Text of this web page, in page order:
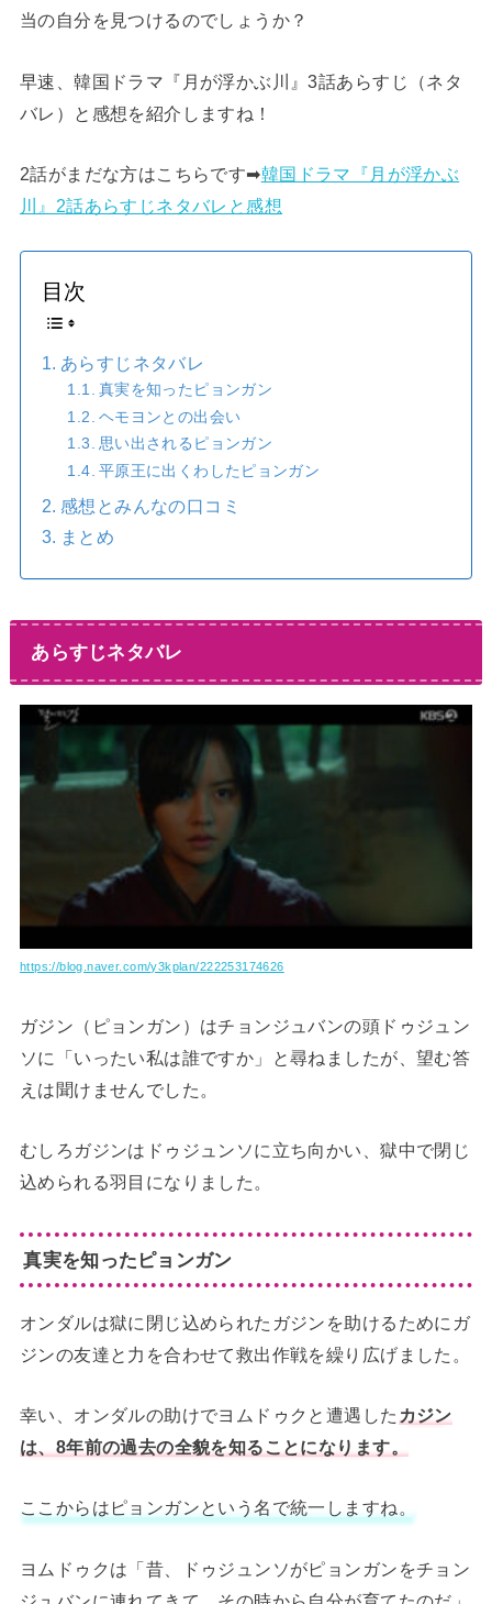
当の自分を見つけるのでしょうか？
早速、韓国ドラマ『月が浮かぶ川』3話あらすじ（ネタ
バレ）と感想を紹介しますね！
2話がまだな方はこちらです➡︎韓国ドラマ『月が浮かぶ
川』2話あらすじネタバレと感想
目次
あらすじネタバレ
真実を知ったピョンガン
ヘモヨンとの出会い
思い出されるピョンガン
平原王に出くわしたピョンガン
感想とみんなの口コミ
まとめ
あらすじネタバレ
https://blog.naver.com/y3kplan/222253174626
ガジン（ピョンガン）はチョンジュバンの頭ドゥジュン
ソに「いったい私は誰ですか」と尋ねましたが、望む答
えは聞けませんでした。
むしろガジンはドゥジュンソに立ち向かい、獄中で閉じ
込められる羽目になりました。
真実を知ったピョンガン
オンダルは獄に閉じ込められたガジンを助けるためにガ
ジンの友達と力を合わせて救出作戦を繰り広げました。
幸い、オンダルの助けでヨムドゥクと遭遇した カジン
は、8年前の過去の全貌を知ることになります。
ここからはピョンガンという名で統一しますね。
ヨムドゥクは「昔、ドゥジュンソがピョンガンをチョン